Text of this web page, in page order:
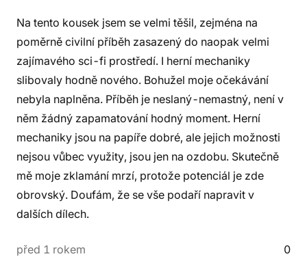
Na tento kousek jsem se velmi těšil, zejména na
poměrně civilní příběh zasazený do naopak velmi
zajímavého sci-fi prostředí. I herní mechaniky
slibovaly hodně nového. Bohužel moje očekávání
nebyla naplněna. Příběh je neslaný-nemastný, není v
něm žádný zapamatování hodný moment. Herní
mechaniky jsou na papíře dobré, ale jejich možnosti
nejsou vůbec využity, jsou jen na ozdobu. Skutečně
mě moje zklamání mrzí, protože potenciál je zde
obrovský. Doufám, že se vše podaří napravit v
dalších dílech.
před 1 rokem 0